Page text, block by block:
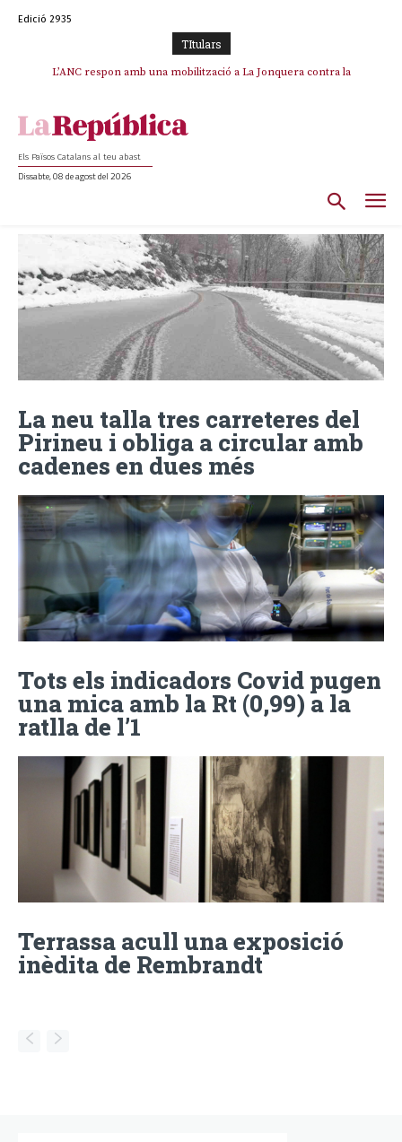
Edició 2935
TItulars
L’ANC respon amb una mobilització a La Jonquera contra la
Els Països Catalans al teu abast
Dissabte, 08 de agost del 2026
La neu talla tres carreteres del
Pirineu i obliga a circular amb
cadenes en dues més
Tots els indicadors Covid pugen
una mica amb la Rt (0,99) a la
ratlla de l’1
Terrassa acull una exposició
inèdita de Rembrandt